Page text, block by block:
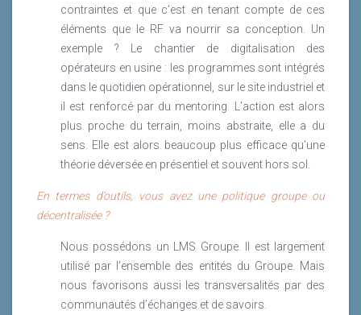
contraintes et que c’est en tenant compte de ces
éléments que le RF va nourrir sa conception. Un
exemple ? Le chantier de digitalisation des
opérateurs en usine : les programmes sont intégrés
dans le quotidien opérationnel, sur le site industriel et
il est renforcé par du mentoring. L’action est alors
plus proche du terrain, moins abstraite, elle a du
sens. Elle est alors beaucoup plus efficace qu’une
théorie déversée en présentiel et souvent hors sol.
En termes d’outils, vous avez une politique groupe ou
décentralisée ?
Nous possédons un LMS Groupe. Il est largement
utilisé par l’ensemble des entités du Groupe. Mais
nous favorisons aussi les transversalités par des
communautés d’échanges et de savoirs.